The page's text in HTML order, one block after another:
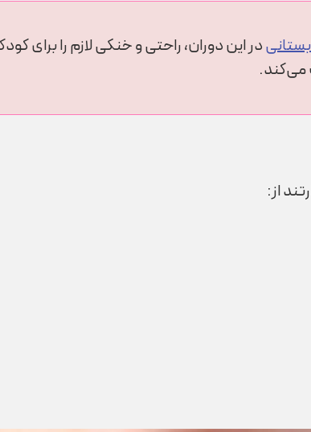
در این دوران، راحتی و خنکی لازم را برای
می‌کند.
از: